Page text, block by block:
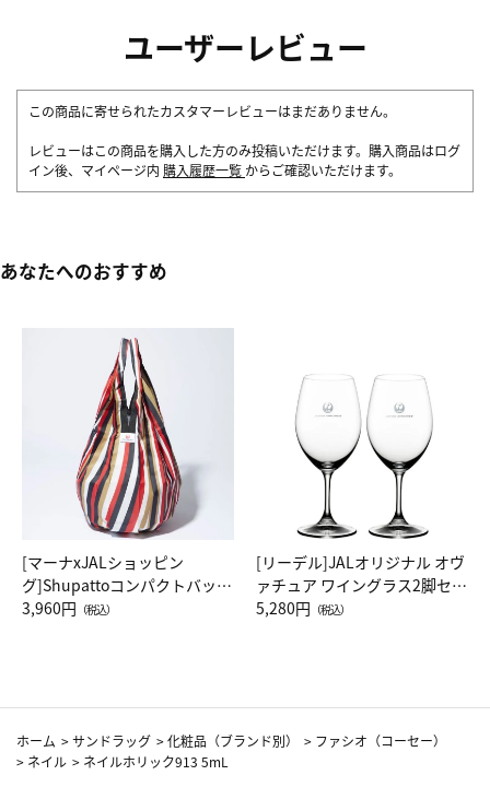
ユーザーレビュー
この商品に寄せられたカスタマーレビューはまだありません。
レビューはこの商品を購入した方のみ投稿いただけます。購入商品はログ
イン後、マイページ内 購入履歴一覧 からご確認いただけます。
あなたへのおすすめ
[マーナxJALショッピン
グ]Shupattoコンパクトバッグ
Drop JAL客室乗務員（LC）ス
3,960円 （税込）
[リーデル]JALオリジナル オヴ
ァチュア ワイングラス2脚セッ
ト（レッドワイン）
5,280円 （税込）
ホーム >サンドラッグ >化粧品（ブランド別） > ファシオ（コーセー）
> ネイル > ネイルホリック913 5mL